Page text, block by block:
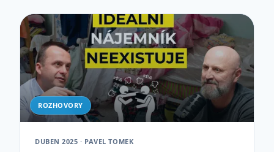
ROZHOVORY
DUBEN 2025 · PAVEL TOMEK